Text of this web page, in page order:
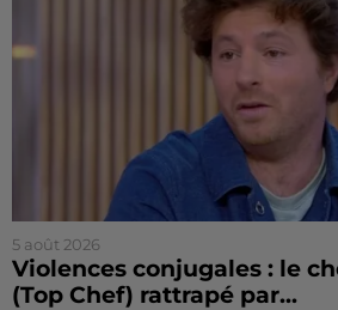
5 août 2026
Violences conjugales : le
(Top Chef) rattrapé par...